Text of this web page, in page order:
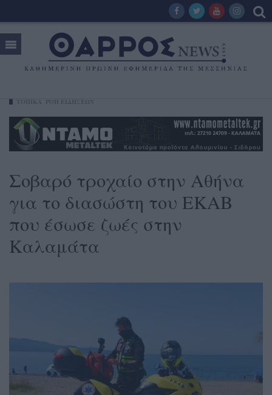
Σοβαρό τροχαίο στην Αθήνα
για το διασώστη του ΕΚΑΒ
που έσωσε ζωές στην
Καλαμάτα